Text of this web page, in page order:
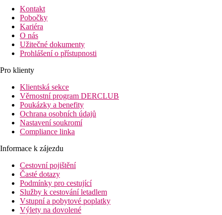
Kontakt
Pobočky
Kariéra
O nás
Užitečné dokumenty
Prohlášení o přístupnosti
Pro klienty
Klientská sekce
Věrnostní program DERCLUB
Poukázky a benefity
Ochrana osobních údajů
Nastavení soukromí
Compliance linka
Informace k zájezdu
Cestovní pojištění
Časté dotazy
Podmínky pro cestující
Služby k cestování letadlem
Vstupní a pobytové poplatky
Výlety na dovolené